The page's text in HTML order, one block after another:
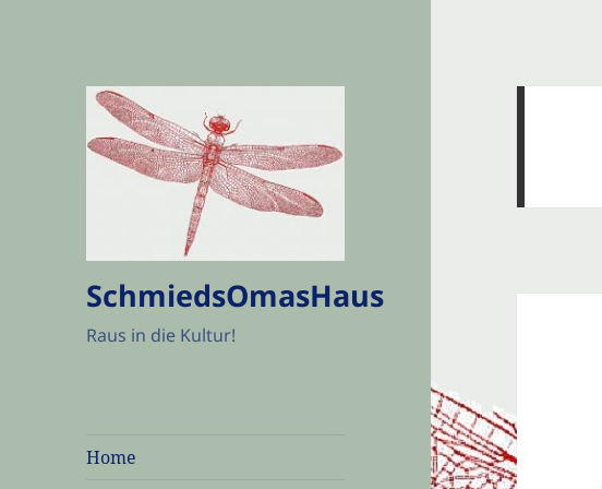
SchmiedsOmasHaus
Raus in die Kultur!
Home